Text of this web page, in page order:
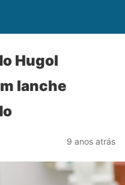
Hugol
lanche
9 anos atrás